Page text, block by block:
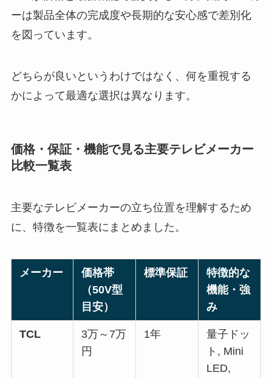
ーは製品全体の完成度や長期的な安心感で差別化
を図っています。
どちらが良いというわけではなく、何を重視する
かによって最適な選択は異なります。
価格・保証・機能で見る主要テレビメーカー
比較一覧表
主要なテレビメーカーの立ち位置を理解するため
に、特徴を一覧表にまとめました。
メーカー
価格帯
（50V型
目安）
標準保証
特徴的な
機能・強
み
TCL
3万～7万
円
1年
量子ドッ
ト, Mini
LED,